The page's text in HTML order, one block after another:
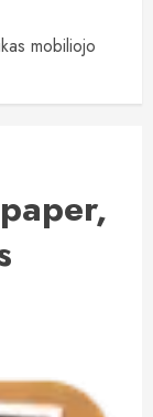
mobiliojo